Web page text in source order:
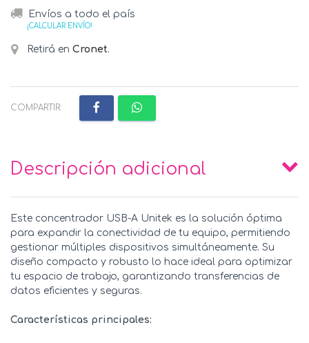
Envíos a todo el país
¡CALCULAR ENVÍO!
Retirá en Cronet.
COMPARTIR:
Descripción adicional
Este concentrador USB-A Unitek es la solución óptima
para expandir la conectividad de tu equipo, permitiendo
gestionar múltiples dispositivos simultáneamente. Su
diseño compacto y robusto lo hace ideal para optimizar
tu espacio de trabajo, garantizando transferencias de
datos eficientes y seguras.
Características principales: